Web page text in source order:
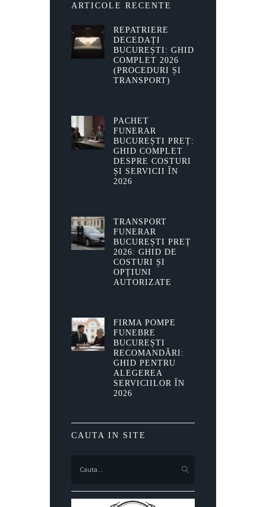
ARTICOLE RECENTE
REPATRIERE
DECEDAȚI
BUCUREȘTI: GHID
COMPLET 2026
(PROCEDURI ȘI
TRANSPORT)
PACHET
FUNERAR
BUCUREȘTI PREȚ:
GHID COMPLET
DESPRE COSTURI
ȘI SERVICII ÎN
2026
TRANSPORT
FUNERAR
BUCUREȘTI PREȚ
2026: GHID DE
COSTURI ȘI
OPȚIUNI
AUTORIZATE
FIRMA POMPE
FUNEBRE
BUCUREȘTI
RECOMANDĂRI:
GHID PENTRU
ALEGEREA
SERVICIILOR ÎN
2026
CAUTA IN SITE